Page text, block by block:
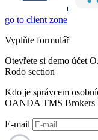
go to client zone
Vyplňte formulář
Otevřete si demo účet
Rodo section
Kdo je správcem
OANDA TMS Brokers
E-mail